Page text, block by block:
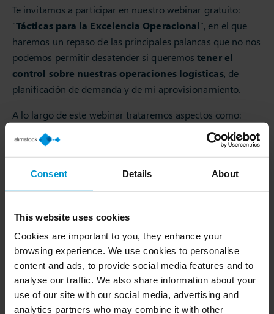
Consent Details About
This website uses cookies
Cookies are important to you, they enhance your
browsing experience. We use cookies to personalise
content and ads, to provide social media features and to
analyse our traffic. We also share information about your
use of our site with our social media, advertising and
analytics partners who may combine it with other
Te invitamos a participar en nuestro webinar gratuito:
“Tácticas para la Excelencia Operacional”, en el que
haremos un repaso de las principales palancas que no nos
podemos permitir desatender si queremostener el
control sobre nuestras operaciones logísticas, de
planificación de demanda y de mi aprovisionamiento.
A lo largo de este webinar trataremos aspectos como:
saber en base a qué decido si un producto lo gestiono
contra stock o bien bajo pedido, decidir qué nivel de
referencias, o bien cómo puedo relacionar la clasificación
ABC con el ciclo de vida de mis productos.
Contenido
Bloque 1: Reglas de stock.
Bloque 2
: Gestión del ciclo de vida de producto.
Bloque 3
: Diferenciación en nivel de servicio: cómo